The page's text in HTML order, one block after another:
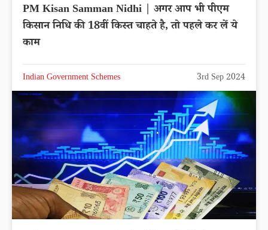
PM Kisan Samman Nidhi | अगर आप भी पीएम
किसान निधि की 18वीं किस्त चाहते है, तो पहले कर लें ये
काम
Indian Government Schemes 3rd Sep 2024